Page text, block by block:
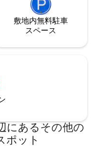
敷地内無料駐⁠車
ス⁠ペ⁠ー⁠ス
に⁠あ⁠るそ⁠の⁠他⁠の
ポ⁠ッ⁠ト